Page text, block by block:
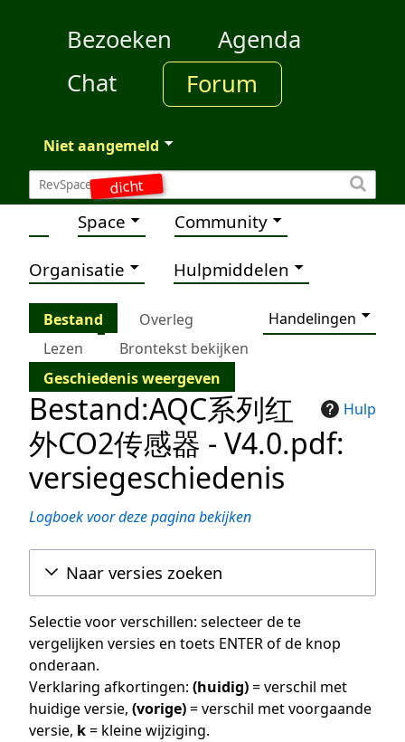
dicht
Bezoeken
Agenda
Chat
Forum
Niet aangemeld
Space Community
Organisatie Hulpmiddelen
Bestand Overleg
Handelingen
Lezen
Brontekst bekijken
Geschiedenis weergeven
Hulp
Bestand:AQC系列红
外CO2传感器 - V4.0.pdf:
versiegeschiedenis
Logboek voor deze pagina bekijken
Naar versies zoeken
Selectie voor verschillen: selecteer de te
vergelijken versies en toets ENTER of de knop
onderaan.
Verklaring afkortingen: (huidig)= verschil met
huidige versie, (vorige)= verschil met voorgaande
versie, k= kleine wijziging.